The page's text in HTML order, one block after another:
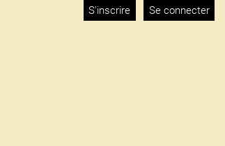
S'inscrire Se connecter